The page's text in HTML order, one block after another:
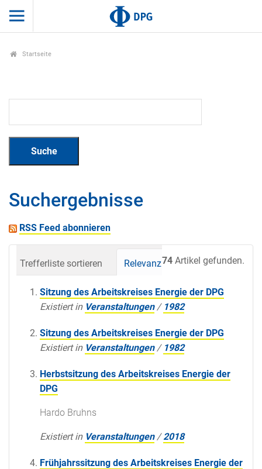
Startseite
Suchergebnisse
RSS Feed abonnieren
74 Artikel gefunden.
Trefferliste sortieren Relevanz Datum
Sitzung des Arbeitskreises Energie der DPG
Existiert in Veranstaltungen / 1982
Sitzung des Arbeitskreises Energie der DPG
Existiert in Veranstaltungen / 1982
Herbstsitzung des Arbeitskreises Energie der
DPG
Hardo Bruhns
Existiert in Veranstaltungen /2018
Frühjahrssitzung des Arbeitskreises Energie der